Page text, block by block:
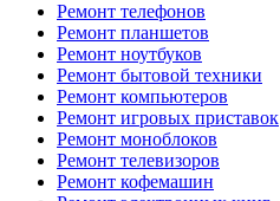
Ремонт телефонов
Ремонт планшетов
Ремонт ноутбуков
Ремонт бытовой техники
Ремонт компьютеров
Ремонт игровых приставок
Ремонт моноблоков
Ремонт телевизоров
Ремонт кофемашин